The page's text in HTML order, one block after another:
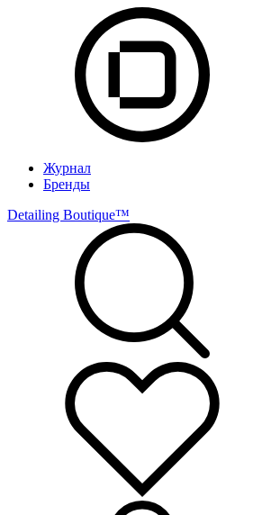
Журнал
Бренды
Detailing Boutique™️